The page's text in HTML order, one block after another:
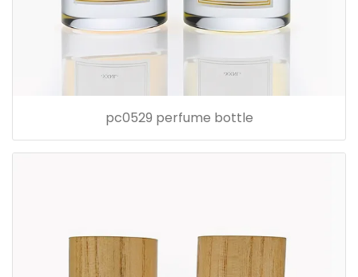
pc0529 perfume bottle